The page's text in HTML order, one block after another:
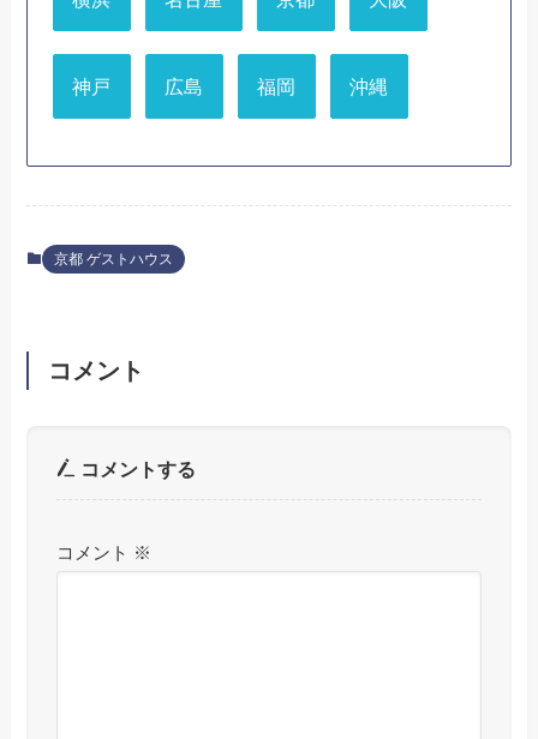
神戸 広島 福岡 沖縄
京都 ゲストハウス
コメント
コメントする
コメント ※